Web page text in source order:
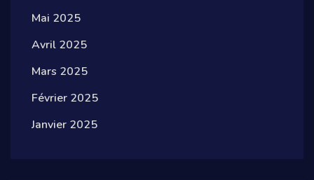
Mai 2025
Avril 2025
Mars 2025
Février 2025
Janvier 2025